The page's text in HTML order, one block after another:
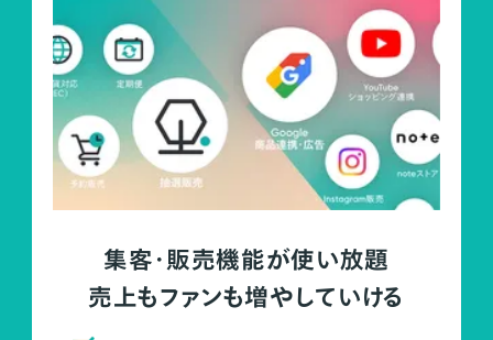
集客・販売機能が使い放題
売上もファンも増やしていける